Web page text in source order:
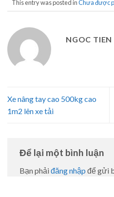
This entry was posted inChưa được
NGOC TIEN
Xe nâng tay cao 500kg cao
1m2 lên xe tải
Để lại một bình luận
Bạn phải đăng nhập để gửi